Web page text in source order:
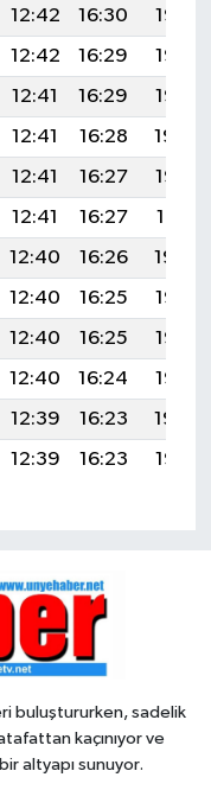
12:42 16:30
19:38
12:42 16:29
19:36
12:41 16:29
19:35
12:41 16:28
19:34
12:41 16:27
19:32
12:41 16:27
19:31
12:40 16:26
19:30
12:40 16:25
19:28
12:40 16:25
19:27
12:40 16:24
19:25
12:39 16:23
19:24
12:39 16:23 19:22
buluştururken, sadelik
kaçınıyor ve
altyapı sunuyor.